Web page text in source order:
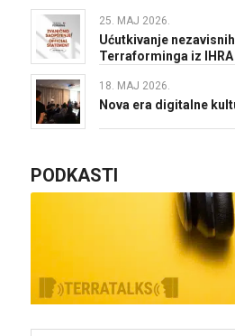
25. MAJ 2026.
Ućutkivanje
Terraforminga iz
18. MAJ 2026.
Nova era digitalne
PODKASTI